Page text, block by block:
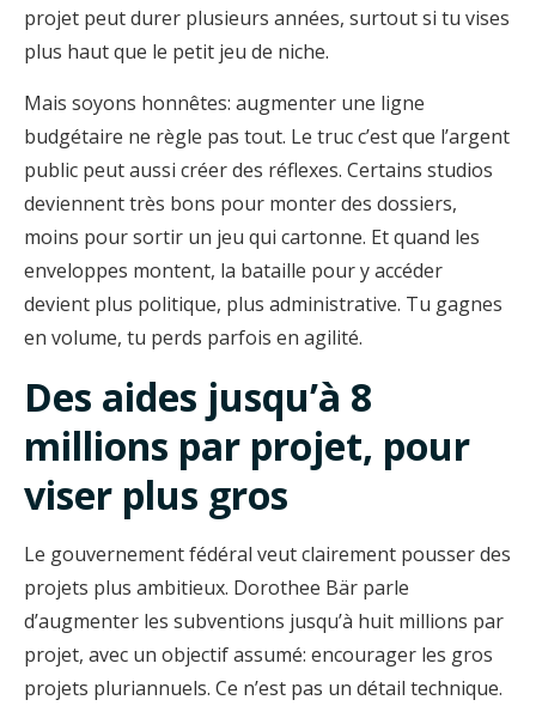
projet peut durer plusieurs années, surtout si tu vises
plus haut que le petit jeu de niche.
Mais soyons honnêtes: augmenter une ligne
budgétaire ne règle pas tout. Le truc c’est que l’argent
public peut aussi créer des réflexes. Certains studios
deviennent très bons pour monter des dossiers,
moins pour sortir un jeu qui cartonne. Et quand les
enveloppes montent, la bataille pour y accéder
devient plus politique, plus administrative. Tu gagnes
en volume, tu perds parfois en agilité.
Des aides jusqu’à 8
millions par projet, pour
viser plus gros
Le gouvernement fédéral veut clairement pousser des
projets plus ambitieux. Dorothee Bär parle
d’augmenter les subventions jusqu’à huit millions par
projet, avec un objectif assumé: encourager les gros
projets pluriannuels. Ce n’est pas un détail technique.